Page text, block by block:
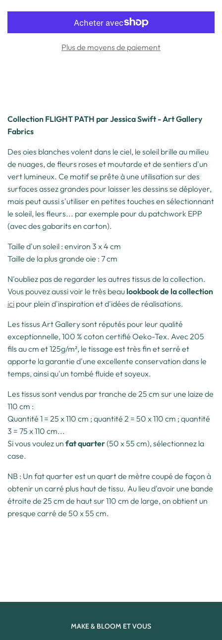
Plus de moyens de paiement
Collection FLIGHT PATH par Jessica Swift - Art Gallery
Fabrics
Des oies blanches volent dans le ciel, le soleil brille au milieu
de nuages, de fleurs roses et moutarde et de sentiers d'un
vert lumineux. Ce motif se prête à une utilisation sur des
surfaces assez grandes pour laisser les dessins se déployer,
mais peut aussi s'utiliser en petites touches en sélectionnant
le soleil, les fleurs... par exemple pour du patchwork EPP
(avec des gabarits en carton).
Taille d'un soleil : environ 3 x 4 cm
Taille de la plus grande oie : 7 cm
N'oubliez pas de regarder les autres tissus de la collection.
Vous pouvez aussi voir le très beau lookbook de la collection
ici pour plein d'inspiration et d'idées de réalisations.
Les tissus Art Gallery sont réputés pour leur qualité
exceptionnelle, 100 % coton certifié Oeko-Tex. Avec 205
fils au cm et 125g/m², le tissage est très fin et serré et
apporte la garantie d'une excellente conservation dans le
temps, ainsi qu'un tombé fluide et soyeux.
Les tissus sont vendus par tranche de 25 cm sur une laize de
110 cm :
Quantité 1 = 25 x 110 cm ; quantité 2 = 50 x 110 cm ; quantité
3 = 75 x 110 cm...
Si vous voulez un fat quarter(50 x 55 cm), sélectionnez la
case.
NB : Un fat quarter est un quart de mètre coupé de façon à
obtenir un carré plus haut de tissu. Au lieu d'avoir une bande
étroite de 25 cm de haut sur 110 cm de large, on obtient un
presque carré de 50 x 55 cm.
MAKE & BLOOM ET VOUS